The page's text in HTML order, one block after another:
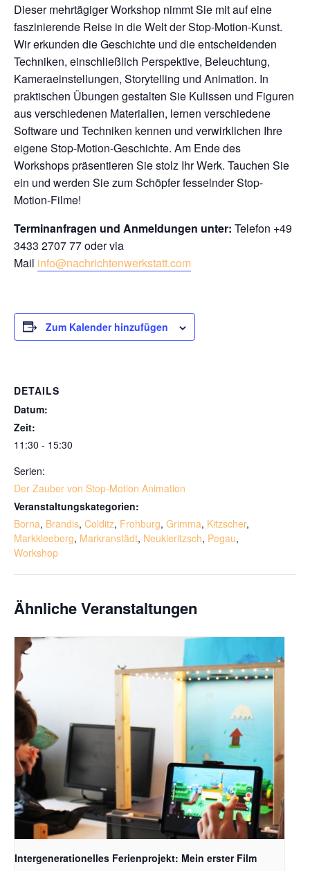
Dieser mehrtägiger Workshop nimmt Sie mit auf eine
faszinierende Reise in die Welt der Stop-Motion-Kunst.
Wir erkunden die Geschichte und die entscheidenden
Techniken, einschließlich Perspektive, Beleuchtung,
Kameraeinstellungen, Storytelling und Animation. In
praktischen Übungen gestalten Sie Kulissen und Figuren
aus verschiedenen Materialien, lernen verschiedene
Software und Techniken kennen und verwirklichen Ihre
eigene Stop-Motion-Geschichte. Am Ende des
Workshops präsentieren Sie stolz Ihr Werk. Tauchen Sie
ein und werden Sie zum Schöpfer fesselnder Stop-
Motion-Filme!
Terminanfragen und Anmeldungen unter: Telefon +49
3433 2707 77 oder via
Mail info@nachrichtenwerkstatt.com
Zum Kalender hinzufügen
DETAILS
Datum:
Zeit:
11:30 - 15:30
Serien:
Der Zauber von Stop-Motion Animation
Veranstaltungskategorien:
Borna, Brandis, Colditz, Frohburg, Grimma, Kitzscher,
Markkleeberg, Markranstädt, Neukieritzsch, Pegau,
Workshop
Ähnliche Veranstaltungen
Intergenerationelles Ferienprojekt: Mein erster Film